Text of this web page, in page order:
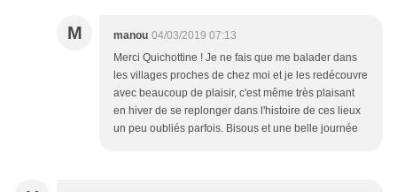
M manou 04/03/2019 07:13
Merci Quichottine ! Je ne fais que me balader dans
les villages proches de chez moi et je les redécouvre
avec beaucoup de plaisir, c'est même très plaisant
en hiver de se replonger dans l'histoire de ces lieux
un peu oubliés parfois. Bisous et une belle journée